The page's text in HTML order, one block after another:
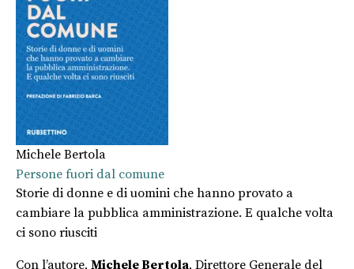
Michele Bertola
Persone fuori dal comune
Storie di donne e di uomini che hanno provato a
cambiare la pubblica amministrazione. E qualche volta
ci sono riusciti
Con l’autore, Michele Bertola, Direttore Generale del